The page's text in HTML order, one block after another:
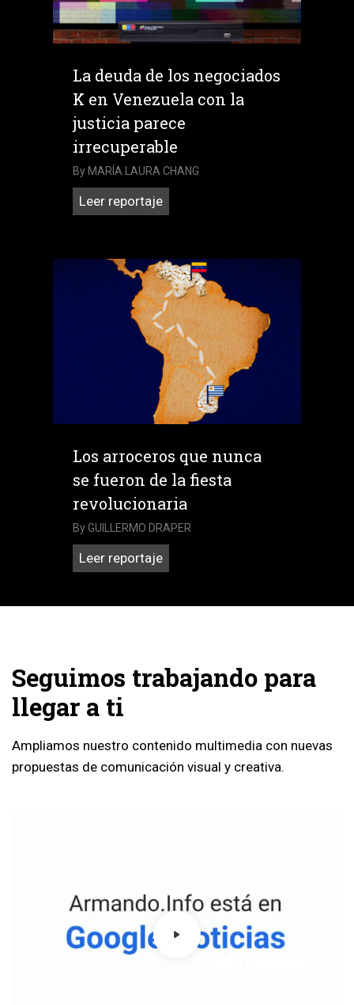
un
país
La deuda de los negociados
K en Venezuela con la
justicia parece
irrecuperable
By MARÍA LAURA CHANG
Leer reportajeLa
los
negociados
K
en
Venezuela
con
la
justicia
irrecuperable
Los arroceros que nunca
se fueron de la fiesta
revolucionaria
ByGUILLERMO DRAPER
Leer reportajeLos
fueron
de
revolucionaria
Seguimos trabajando para
llegar a ti
Ampliamos nuestro contenido multimedia con nuevas
propuestas de comunicación visual y creativa.